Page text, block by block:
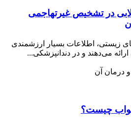
در تشخیص غیرتهاجمی
زیستی، اطلاعات بسیار ارزشمندی
می‌دهند و در دندانپزشکی...
چیست؟